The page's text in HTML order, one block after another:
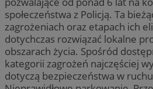
społeczeństwa z Policją. Ta
zagrożeniach oraz etapach ich
dotychczas rozwiązać lokalne
obszarach życia. Spośród
kategorii zagrożeń najczęściej
dotyczą bezpieczeństwa w